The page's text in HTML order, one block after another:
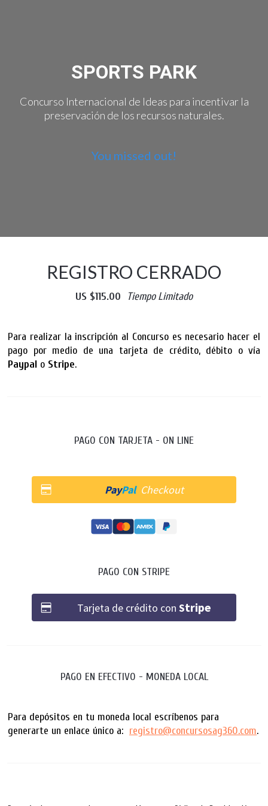
SPORTS PARK
Concurso Internacional de Ideas para incentivar la
preservación de los recursos naturales.
You missed out!
REGISTRO CERRADO
US $115.00 Tiempo Limitado
Para realizar la inscripción al Concurso es necesario hacer el
pago por medio de una tarjeta de crédito, débito o vía
Paypal o Stripe.
PAGO CON TARJETA - ON LINE
PayPal Checkout
PAGO CON STRIPE
Tarjeta de crédito con Stripe
PAGO EN EFECTIVO - MONEDA LOCAL
Para depósitos en tu moneda local escríbenos para
generarte un enlace único a: registro@concursosag360.com.